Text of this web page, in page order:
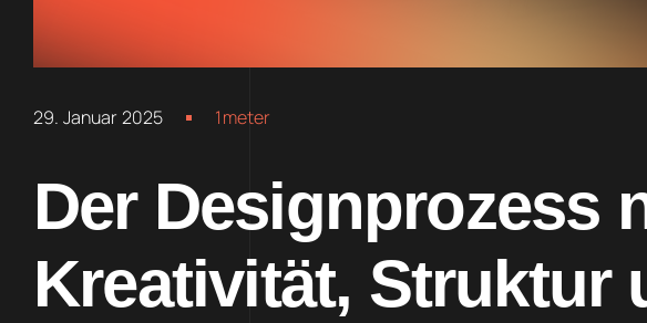
29. Januar 2025 1meter
Der Designprozess
Kreativität, Struktur